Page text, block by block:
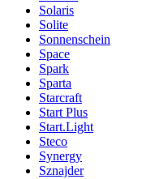
Solaris
Solite
Sonnenschein
Space
Spark
Sparta
Starcraft
Start Plus
Start.Light
Steco
Synergy
Sznajder